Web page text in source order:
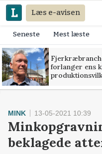
Læs e-avisen
Seneste Mest læste
forlanger ens
MINK 13-05-2021 10:39
beklagede